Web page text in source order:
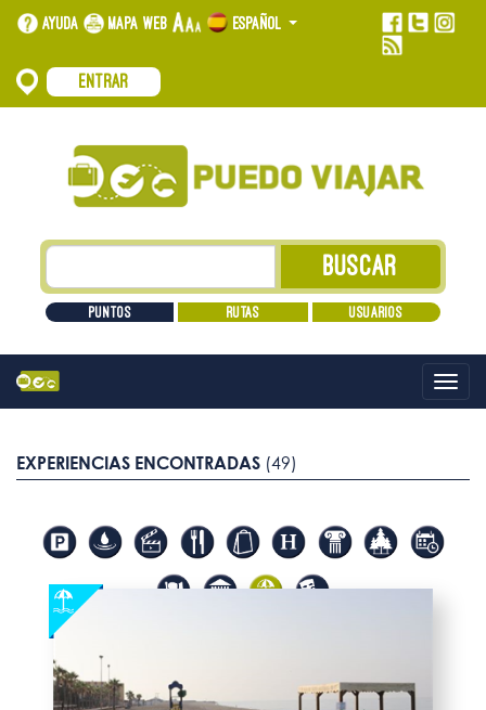
Ayuda Mapa web Español
Entrar
Puntos Rutas Usuarios
EXPERIENCIAS ENCONTRADAS (49)